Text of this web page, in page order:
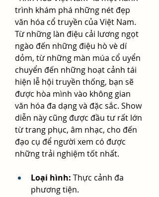
trình khám phá những nét đẹp
văn hóa cổ truyền của Việt Nam.
Từ những làn điệu cải lương ngọt
ngào đến những điệu hò vè dí
dỏm, từ những màn múa cổ uyển
chuyển đến những hoạt cảnh tái
hiện lễ hội truyền thống, bạn sẽ
được hòa mình vào không gian
văn hóa đa dạng và đặc sắc. Show
diễn này cũng được đầu tư rất lớn
từ trang phục, âm nhạc, cho đến
đạo cụ để người xem có được
những trải nghiệm tốt nhất.
Loại hình: Thực cảnh đa
phương tiện.